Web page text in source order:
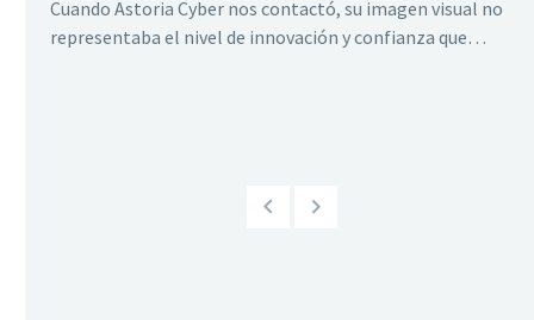
Cuando Astoria Cyber nos contactó, su imagen visual no
representaba el nivel de innovación y confianza que